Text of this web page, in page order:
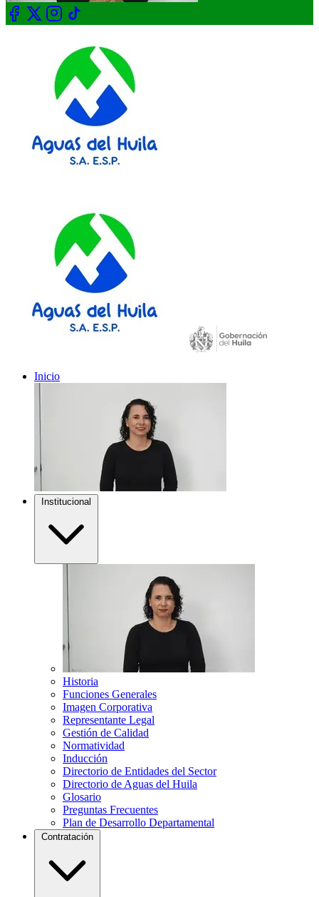
Inicio
Institucional
Historia
Funciones Generales
Imagen Corporativa
Representante Legal
Gestión de Calidad
Normatividad
Inducción
Directorio de Entidades del Sector
Directorio de Aguas del Huila
Glosario
Preguntas Frecuentes
Plan de Desarrollo Departamental
Contratación